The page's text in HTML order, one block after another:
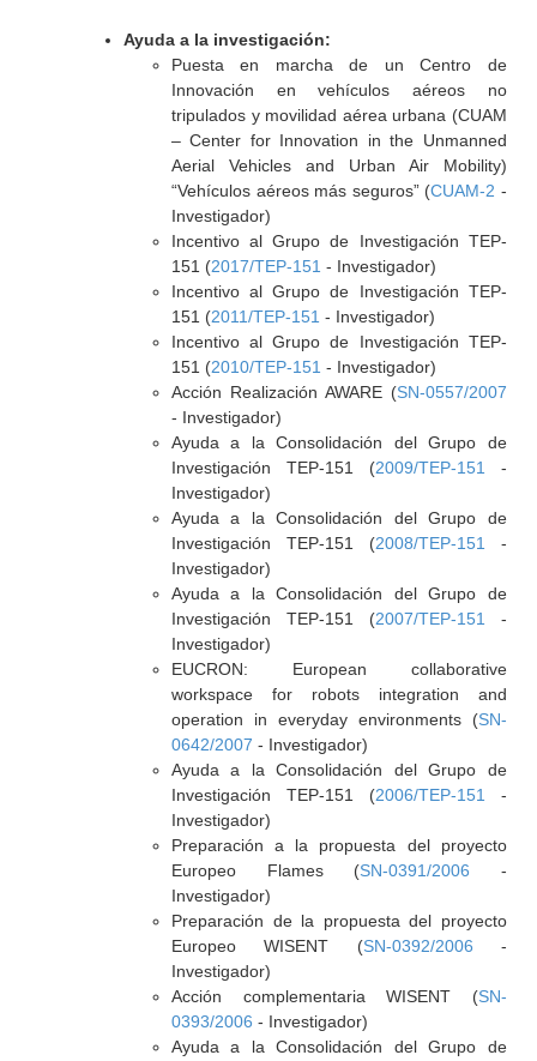
Ayuda a la investigación:
Puesta en marcha de un Centro de
Innovación en vehículos aéreos no
tripulados y movilidad aérea urbana (CUAM
– Center for Innovation in the Unmanned
Aerial Vehicles and Urban Air Mobility)
“Vehículos aéreos más seguros” (CUAM-2 -
Investigador)
Incentivo al Grupo de Investigación TEP-
151 (2017/TEP-151 - Investigador)
Incentivo al Grupo de Investigación TEP-
151 (2011/TEP-151 - Investigador)
Incentivo al Grupo de Investigación TEP-
151 (2010/TEP-151 - Investigador)
Acción Realización AWARE (SN-0557/2007
- Investigador)
Ayuda a la Consolidación del Grupo de
Investigación TEP-151 (2009/TEP-151
-
Investigador)
Ayuda a la Consolidación del Grupo de
Investigación TEP-151 (2008/TEP-151
-
Investigador)
Ayuda a la Consolidación del Grupo de
Investigación TEP-151 (2007/TEP-151
-
Investigador)
EUCRON: European collaborative
workspace for robots integration and
operation in everyday environments (SN-
0642/2007 - Investigador)
Ayuda a la Consolidación del Grupo de
Investigación TEP-151 (2006/TEP-151
-
Investigador)
Preparación a la propuesta del proyecto
Europeo Flames (SN-0391/2006 -
Investigador)
Preparación de la propuesta del proyecto
Europeo WISENT (SN-0392/2006 -
Investigador)
Acción complementaria WISENT (SN-
0393/2006 - Investigador)
Ayuda a la Consolidación del Grupo de